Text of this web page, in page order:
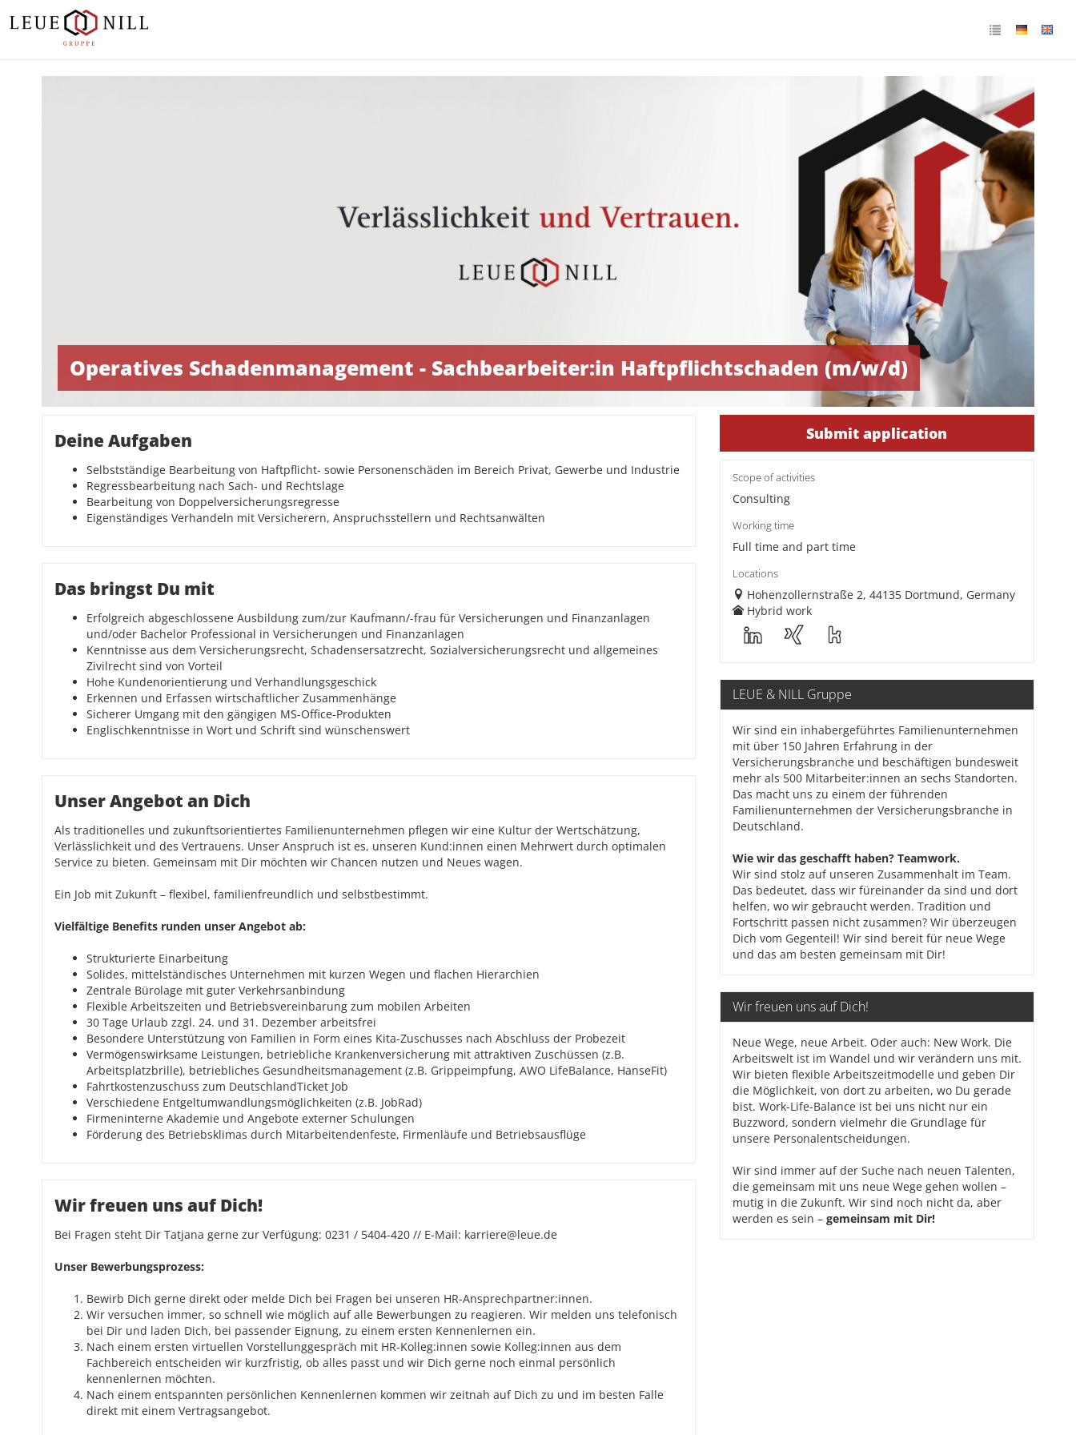
Operatives Schadenmanagement - Sachbearbeiter:in Haftpflichtschaden (m/w/d)
Deine Aufgaben
Selbstständige Bearbeitung von Haftpflicht- sowie Personenschäden im Bereich Privat, Gewerbe und Industrie
Regressbearbeitung nach Sach- und Rechtslage
Bearbeitung von Doppelversicherungsregresse
Eigenständiges Verhandeln mit Versicherern, Anspruchsstellern und Rechtsanwälten
Das bringst Du mit
Erfolgreich abgeschlossene Ausbildung zum/zur Kaufmann/-frau für Versicherungen und Finanzanlagen
und/oder Bachelor Professional in Versicherungen und Finanzanlagen
Kenntnisse aus dem Versicherungsrecht, Schadensersatzrecht, Sozialversicherungsrecht und allgemeines
Zivilrecht sind von Vorteil
Hohe Kundenorientierung und Verhandlungsgeschick
Erkennen und Erfassen wirtschaftlicher Zusammenhänge
Sicherer Umgang mit den gängigen MS-Office-Produkten
Englischkenntnisse in Wort und Schrift sind wünschenswert
Unser Angebot an Dich
Als traditionelles und zukunftsorientiertes Familienunternehmen pflegen wir eine Kultur der Wertschätzung,
Verlässlichkeit und des Vertrauens. Unser Anspruch ist es, unseren Kund:innen einen Mehrwert durch optimalen
Service zu bieten. Gemeinsam mit Dir möchten wir Chancen nutzen und Neues wagen.
Ein Job mit Zukunft – flexibel, familienfreundlich und selbstbestimmt.
Vielfältige Benefits runden unser Angebot ab:
Strukturierte Einarbeitung
Solides, mittelständisches Unternehmen mit kurzen Wegen und flachen Hierarchien
Zentrale Bürolage mit guter Verkehrsanbindung
Flexible Arbeitszeiten und Betriebsvereinbarung zum mobilen Arbeiten
30 Tage Urlaub zzgl. 24. und 31. Dezember arbeitsfrei
Besondere Unterstützung von Familien in Form eines Kita-Zuschusses nach Abschluss der Probezeit
Vermögenswirksame Leistungen, betriebliche Krankenversicherung mit attraktiven Zuschüssen (z.B.
Arbeitsplatzbrille), betriebliches Gesundheitsmanagement (z.B. Grippeimpfung, AWO LifeBalance, HanseFit)
Fahrtkostenzuschuss zum DeutschlandTicket Job
Verschiedene Entgeltumwandlungsmöglichkeiten (z.B. JobRad)
Firmeninterne Akademie und Angebote externer Schulungen
Förderung des Betriebsklimas durch Mitarbeitendenfeste, Firmenläufe und Betriebsausflüge
Wir freuen uns auf Dich!
Bei Fragen steht Dir Tatjana gerne zur Verfügung: 0231 / 5404-420 // E-Mail: karriere@leue.de
Unser Bewerbungsprozess:
Bewirb Dich gerne direkt oder melde Dich bei Fragen bei unseren HR-Ansprechpartner:innen.
Wir versuchen immer, so schnell wie möglich auf alle Bewerbungen zu reagieren. Wir melden uns telefonisch
bei Dir und laden Dich, bei passender Eignung, zu einem ersten Kennenlernen ein.
Nach einem ersten virtuellen Vorstellunggespräch mit HR-Kolleg:innen sowie Kolleg:innen aus dem
Fachbereich entscheiden wir kurzfristig, ob alles passt und wir Dich gerne noch einmal persönlich
kennenlernen möchten.
Nach einem entspannten persönlichen Kennenlernen kommen wir zeitnah auf Dich zu und im besten Falle
direkt mit einem Vertragsangebot.
Submit application
Scope of activities
Consulting
Working time
Full time and part time
Locations
Hohenzollernstraße 2, 44135 Dortmund, Germany
Hybrid work
LEUE & NILL Gruppe
Wir sind ein inhabergeführtes Familienunternehmen
mit über 150 Jahren Erfahrung in der
Versicherungsbranche und beschäftigen bundesweit
mehr als 500 Mitarbeiter:innen an sechs Standorten.
Das macht uns zu einem der führenden
Familienunternehmen der Versicherungsbranche in
Deutschland.
Wie wir das geschafft haben? Teamwork.
Wir sind stolz auf unseren Zusammenhalt im Team.
Das bedeutet, dass wir füreinander da sind und dort
helfen, wo wir gebraucht werden. Tradition und
Fortschritt passen nicht zusammen? Wir überzeugen
Dich vom Gegenteil! Wir sind bereit für neue Wege
und das am besten gemeinsam mit Dir!
Wir freuen uns auf Dich!
Neue Wege, neue Arbeit. Oder auch: New Work. Die
Arbeitswelt ist im Wandel und wir verändern uns mit.
Wir bieten flexible Arbeitszeitmodelle und geben Dir
die Möglichkeit, von dort zu arbeiten, wo Du gerade
bist. Work-Life-Balance ist bei uns nicht nur ein
Buzzword, sondern vielmehr die Grundlage für
unsere Personalentscheidungen.
Wir sind immer auf der Suche nach neuen Talenten,
die gemeinsam mit uns neue Wege gehen wollen –
mutig in die Zukunft. Wir sind noch nicht da, aber
werden es sein – gemeinsam mit Dir!